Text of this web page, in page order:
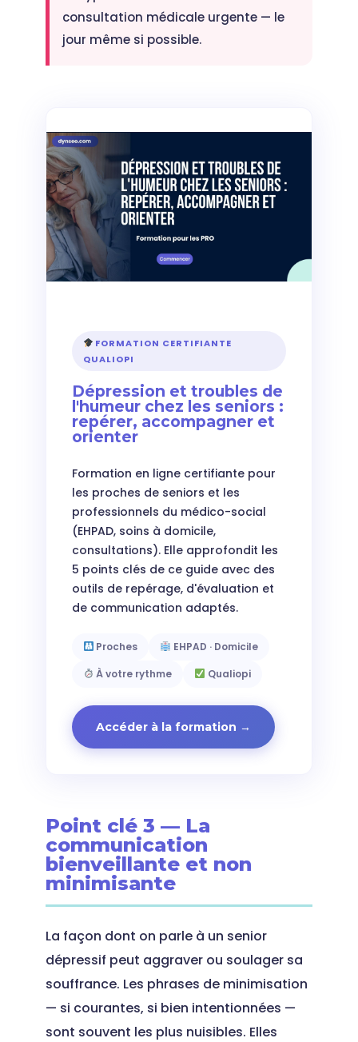
consultation médicale urgente — le
jour même si possible.
FORMATION CERTIFIANTE
QUALIOPI
Dépression et troubles de
l'humeur chez les seniors :
repérer, accompagner et
orienter
Formation en ligne certifiante pour
les proches de seniors et les
professionnels du médico-social
(EHPAD, soins à domicile,
consultations). Elle approfondit les
5 points clés de ce guide avec des
outils de repérage, d'évaluation et
de communication adaptés.
Proches
EHPAD · Domicile
À votre rythme
Qualiopi
Accéder à la formation →
Point clé 3 — La
communication
bienveillante et non
minimisante
La façon dont on parle à un senior
dépressif peut aggraver ou soulager sa
souffrance. Les phrases de minimisation
— si courantes, si bien intentionnées —
sont souvent les plus nuisibles. Elles